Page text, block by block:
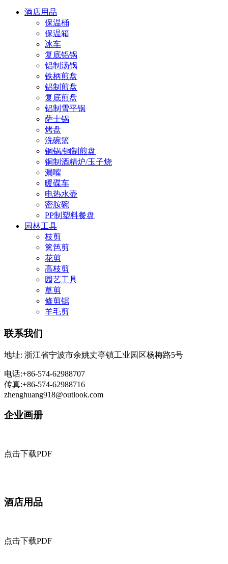
酒店用品
保温桶
保温箱
冰车
复底铝锅
铝制汤锅
铁柄煎盘
铝制煎盘
复底煎盘
铝制雪平锅
萨士锅
烤盘
洗碗篮
铜锅/铜制煎盘
铜制酒精炉/玉子烧
漏嘴
暖碟车
电热水壶
密胺碗
PP制塑料餐盘
园林工具
枝剪
篱笆剪
花剪
高枝剪
园艺工具
草剪
修剪锯
羊毛剪
联系我们
地址: 浙江省宁波市余姚丈亭镇工业园区杨梅路5号
电话:+86-574-62988707
传真:+86-574-62988716
zhenghuang918@outlook.com
企业画册
点击下载PDF
酒店用品
点击下载PDF